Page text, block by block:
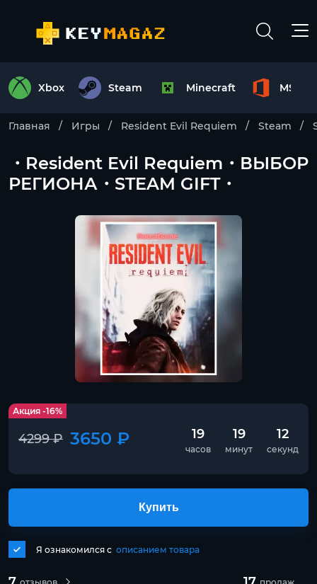
Xbox Steam Minecraft MS
Главная Игры Resident Evil Requiem Steam
・Resident Evil Requiem・ВЫБОР
РЕГИОНА・STEAM GIFT・
Акция -16%
4299 ₽ 3650 ₽ 19
часов
19
минут
12
секунд
отзывов продаж
Я ознакомился с описанием товара
Купить